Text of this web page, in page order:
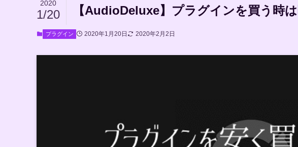
【AudioDeluxe】プラグインを買う時
2020
1/20
プラグイン 2020年1月20日 2020年2月2日